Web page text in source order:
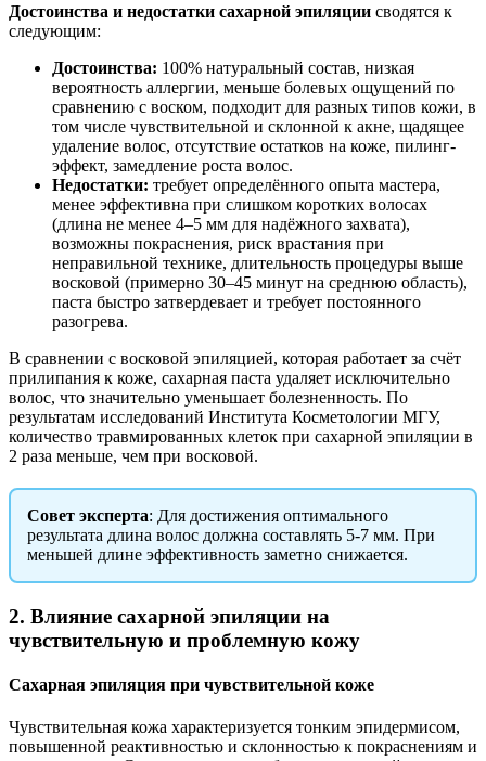
Достоинства и недостатки сахарной эпиляции сводятся к
следующим:
Достоинства: 100% натуральный состав, низкая
вероятность аллергии, меньше болевых ощущений по
сравнению с воском, подходит для разных типов кожи, в
том числе чувствительной и склонной к акне, щадящее
удаление волос, отсутствие остатков на коже, пилинг-
эффект, замедление роста волос.
Недостатки: требует определённого опыта мастера,
менее эффективна при слишком коротких волосах
(длина не менее 4–5 мм для надёжного захвата),
возможны покраснения, риск врастания при
неправильной технике, длительность процедуры выше
восковой (примерно 30–45 минут на среднюю область),
паста быстро затвердевает и требует постоянного
разогрева.
В сравнении с восковой эпиляцией, которая работает за счёт
прилипания к коже, сахарная паста удаляет исключительно
волос, что значительно уменьшает болезненность. По
результатам исследований Института Косметологии МГУ,
количество травмированных клеток при сахарной эпиляции в
2 раза меньше, чем при восковой.
Совет эксперта: Для достижения оптимального
результата длина волос должна составлять 5-7 мм. При
меньшей длине эффективность заметно снижается.
2. Влияние сахарной эпиляции на
чувствительную и проблемную кожу
Сахарная эпиляция при чувствительной коже
Чувствительная кожа характеризуется тонким эпидермисом,
повышенной реактивностью и склонностью к покраснениям и